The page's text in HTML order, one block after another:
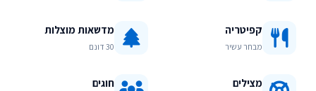
קפיטריה
מבחר עשיר
מדשאות מוצלות
30 דונם
מצילים חוגים